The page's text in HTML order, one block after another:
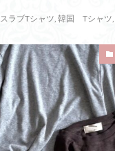
スラブTシャツ, 韓国 Tシャツ,